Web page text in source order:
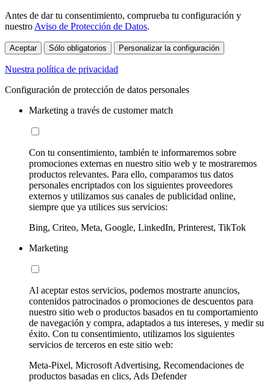
Antes de dar tu consentimiento, comprueba tu configuración y
nuestroAviso de Protección de Datos.
Aceptar Sólo obligatorios Personalizar la configuración
Nuestra política de privacidad
Configuración de protección de datos personales
Marketing a través de customer match
Con tu consentimiento, también te informaremos sobre
promociones externas en nuestro sitio web y te mostraremos
productos relevantes. Para ello, comparamos tus datos
personales encriptados con los siguientes proveedores
externos y utilizamos sus canales de publicidad online,
siempre que ya utilices sus servicios:
Bing, Criteo, Meta, Google, LinkedIn, Printerest, TikTok
Marketing
Al aceptar estos servicios, podemos mostrarte anuncios,
contenidos patrocinados o promociones de descuentos para
nuestro sitio web o productos basados en tu comportamiento
de navegación y compra, adaptados a tus intereses, y medir su
éxito. Con tu consentimiento, utilizamos los siguientes
servicios de terceros en este sitio web:
Meta-Pixel, Microsoft Advertising, Recomendaciones de
productos basadas en clics, Ads Defender